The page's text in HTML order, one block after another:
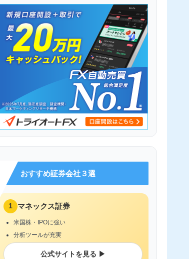
おすすめ証券会社３選
1 マネックス証券
米国株・IPOに強い
分析ツールが充実
公式サイトを見る ▶